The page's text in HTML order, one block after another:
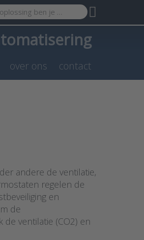
appear automatically as you type.
over ons contact
andere de ventilatie,
regelen de
en
de
ventilatie (CO2) en